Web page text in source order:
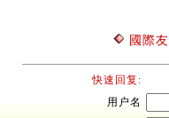
國際
快速回复:
用户名